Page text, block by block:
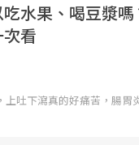
水果、喝豆漿
看
吐下瀉真的好痛苦，腸胃